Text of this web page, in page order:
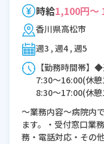
時給1,100円～
香川県高松市
週3 , 週4 , 週5
【勤務時間帯】
7:30〜16:00(休
8:30〜17:00(休
9:00〜17:30(休憩
※残業：0〜5時
～業務内容～病院内
ます。・受付窓口業
務・電話対応・その